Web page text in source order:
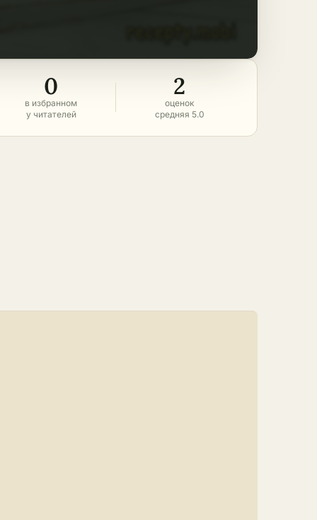
0
в избранном
у читателей
2
оценок
средняя 5.0